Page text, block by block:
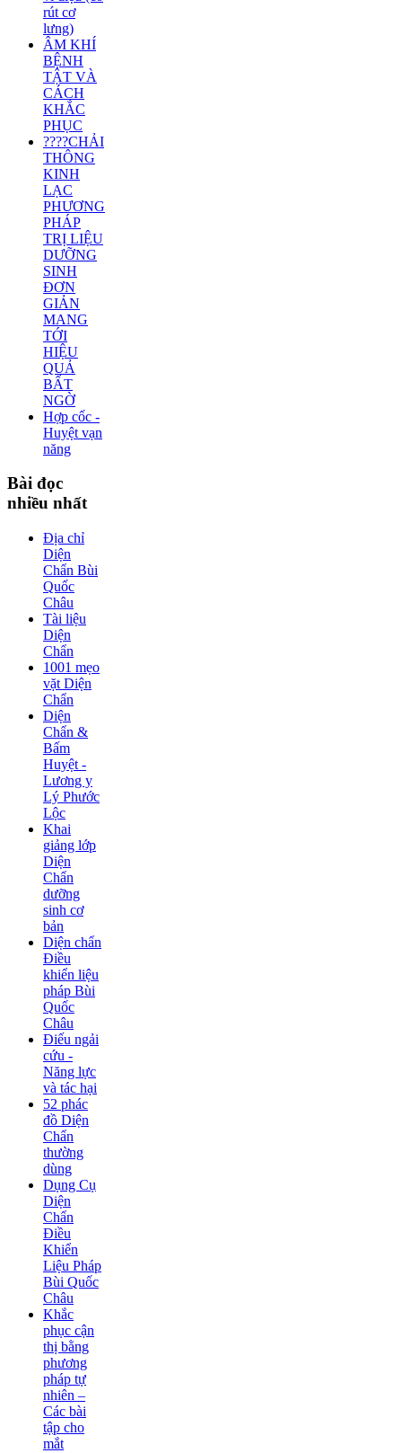
rút cơ
lưng)
ÂM KHÍ
BỆNH
TẬT VÀ
CÁCH
KHẮC
PHỤC
????CHẢI
THÔNG
KINH
LẠC
PHƯƠNG
PHÁP
TRỊ LIỆU
DƯỠNG
SINH
ĐƠN
GIẢN
MANG
TỚI
HIỆU
QUẢ
BẤT
NGỜ
Hợp cốc -
Huyệt vạn
năng
Bài đọc
nhiều nhất
Địa chỉ
Diện
Chẩn Bùi
Quốc
Châu
Tài liệu
Diện
Chẩn
1001 mẹo
vặt Diện
Chẩn
Diện
Chẩn &
Bấm
Huyệt -
Lương y
Lý Phước
Lộc
Khai
giảng lớp
Diện
Chẩn
dưỡng
sinh cơ
bản
Diện chẩn
Điều
khiển liệu
pháp Bùi
Quốc
Châu
Điếu ngải
cứu -
Năng lực
và tác hại
52 phác
đồ Diện
Chẩn
thường
dùng
Dụng Cụ
Diện
Chẩn
Điều
Khiển
Liệu Pháp
Bùi Quốc
Châu
Khắc
phục cận
thị bằng
phương
pháp tự
nhiên –
Các bài
tập cho
mắt